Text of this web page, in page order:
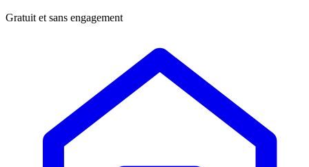
Gratuit et sans engagement